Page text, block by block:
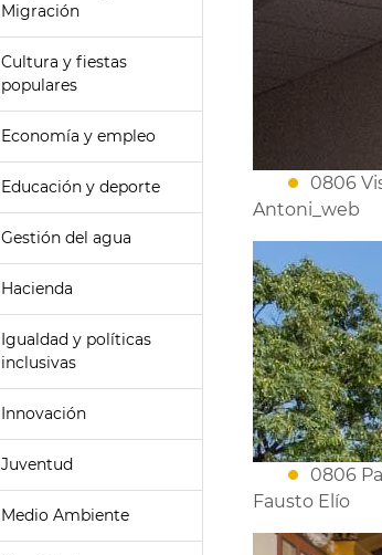
Migración
Cultura y fiestas
populares
Economía y empleo
Educación y deporte
Gestión del agua
Hacienda
Igualdad y políticas
inclusivas
Innovación
Juventud
Medio Ambiente
0806
Antoni_web
0806
Fausto Elío